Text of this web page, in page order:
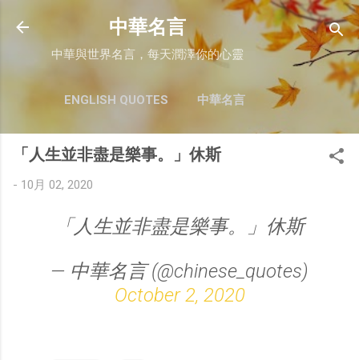
跳至主要內容
中華名言
中華與世界名言，每天潤澤你的心靈
ENGLISH QUOTES 中華名言
「人生並非盡是樂事。」休斯
- 10月 02, 2020
「人生並非盡是樂事。」休斯
— 中華名言 (@chinese_quotes)
October 2, 2020